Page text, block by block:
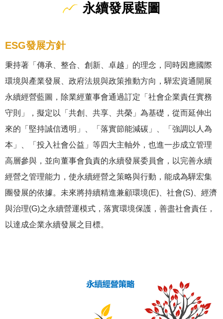
永續發展藍圖
ESG發展方針
秉持著「傳承、整合、創新、卓越」的理念，同時因應國際
環境與產業發展、政府法規與政策推動方向，驊宏資通開展
永續經營藍圖，除業經董事會通過訂定「社會企業責任實務
守則」，擬定以「共創、共享、共榮」為基礎，從而延伸出
來的「堅持誠信透明」、「落實節能減碳」、「強調以人為
本」、「投入社會公益」等四大主軸外，也進一步成立管理
高層參與，並向董事會負責的永續發展委員會，以完善永續
經營之管理能力，使永續經營之策略與行動，能成為驊宏集
團發展的依據。未來將持續精進兼顧環境(E)、社會(S)、經濟
與治理(G)之永續營運模式，落實環境保護，善盡社會責任，
以達成企業永續發展之目標。